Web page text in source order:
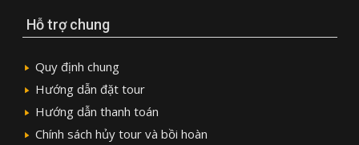
Hỗ trợ chung
Quy định chung
Hướng dẫn đặt tour
Hướng dẫn thanh toán
Chính sách hủy tour và bồi hoàn